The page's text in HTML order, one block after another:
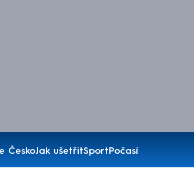
ČeskoJak ušetřitSportPočasí